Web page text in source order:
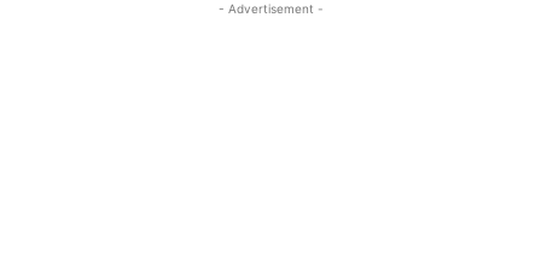
- Advertisement -